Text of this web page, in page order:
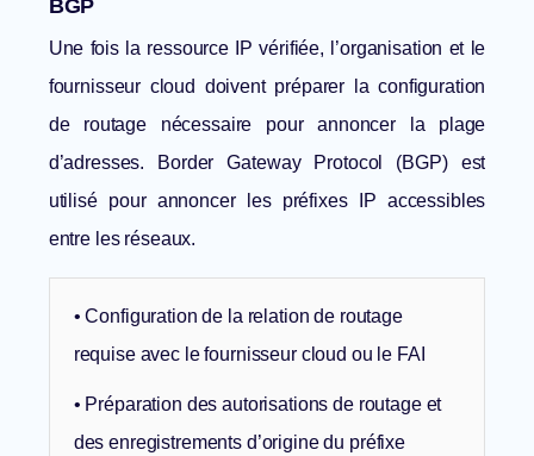
BGP
Une fois la ressource IP vérifiée, l’organisation et le
fournisseur cloud doivent préparer la configuration
de routage nécessaire pour annoncer la plage
d’adresses. Border Gateway Protocol (BGP) est
utilisé pour annoncer les préfixes IP accessibles
entre les réseaux.
• Configuration de la relation de routage
requise avec le fournisseur cloud ou le FAI
• Préparation des autorisations de routage et
des enregistrements d’origine du préfixe